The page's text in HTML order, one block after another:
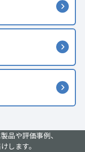
品や評価事例、
します。